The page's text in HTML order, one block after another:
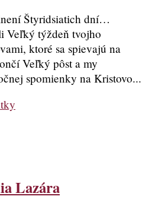
Štyridsiatich dní…
Veľký týždeň tvojho
ktoré sa spievajú na
Veľký pôst a my
spomienky na Kristovo...
Lazára